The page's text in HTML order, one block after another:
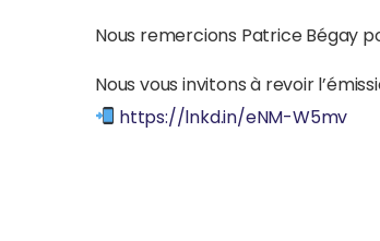
Nous remercions Patrice Bégay
Nous vous invitons à revoir
https://lnkd.in/eNM-W5mv